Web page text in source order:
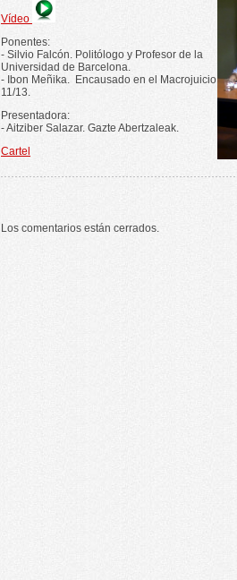
Vídeo
Ponentes:
- Silvio Falcón. Politólogo y Profesor de la
Universidad de Barcelona.
- Ibon Meñika. Encausado en el Macrojuicio
11/13.
Presentadora:
- Aitziber Salazar. Gazte Abertzaleak.
Cartel
Los comentarios están cerrados.